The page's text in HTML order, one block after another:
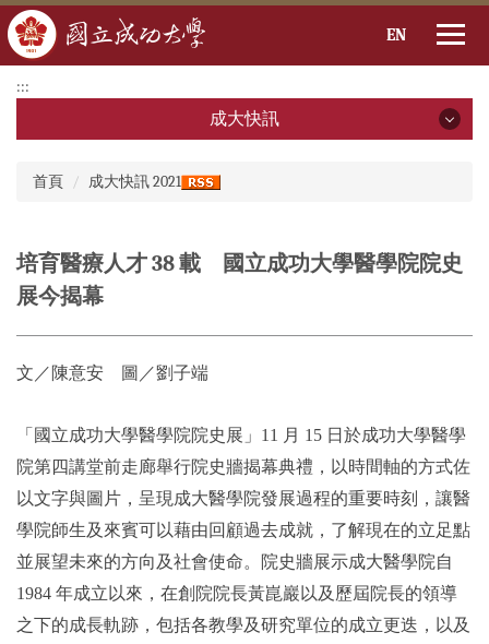
到
要
EN
:::
成大快訊
2025年
2024年
2021年
2020年
2019年
首頁
成大快訊 2021
培育醫療人才 38 載 國立成功大學醫學院院史
展今揭幕
文／陳意安 圖／劉子端
「國立成功大學醫學院院史展」11 月 15 日於成功大學醫學
院第四講堂前走廊舉行院史牆揭幕典禮，以時間軸的方式佐
以文字與圖片，呈現成大醫學院發展過程的重要時刻，讓醫
學院師生及來賓可以藉由回顧過去成就，了解現在的立足點
並展望未來的方向及社會使命。院史牆展示成大醫學院自
1984 年成立以來，在創院院長黃崑巖以及歷屆院長的領導
之下的成長軌跡，包括各教學及研究單位的成立更迭，以及